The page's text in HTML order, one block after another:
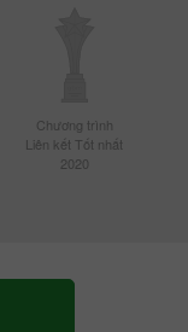
Chương trình
Liên kết Tốt nhất
2020